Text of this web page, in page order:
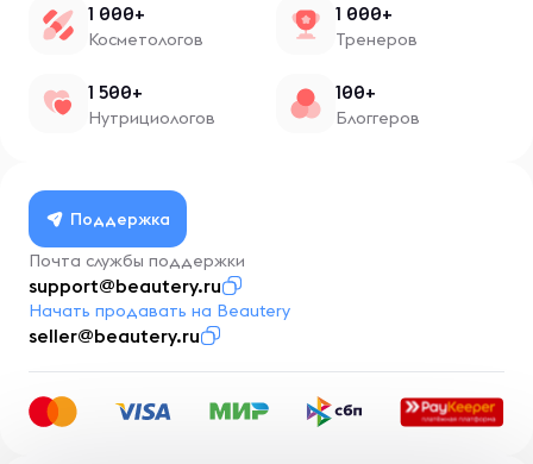
1 000+
Косметологов
1 000+
Тренеров
1 500+
Нутрициологов
100+
Блоггеров
Поддержка
Почта службы поддержки
support@beautery.ru
Начать продавать на Beautery
seller@beautery.ru